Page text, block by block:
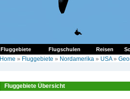
Fluggebiete Flugschulen Reisen
Home » Fluggebiete » Nordamerika » USA»
Fluggebiete Übersicht